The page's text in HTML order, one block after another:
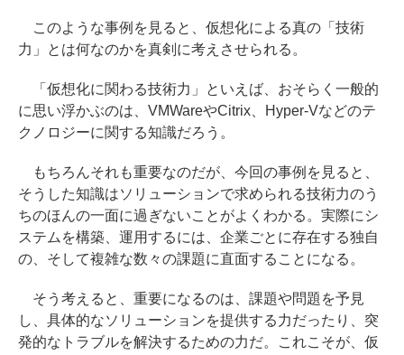
このような事例を見ると、仮想化による真の「技術
力」とは何なのかを真剣に考えさせられる。
「仮想化に関わる技術力」といえば、おそらく一般的
に思い浮かぶのは、VMWareやCitrix、Hyper-Vなどのテ
クノロジーに関する知識だろう。
もちろんそれも重要なのだが、今回の事例を見ると、
そうした知識はソリューションで求められる技術力のう
ちのほんの一面に過ぎないことがよくわかる。実際にシ
ステムを構築、運用するには、企業ごとに存在する独自
の、そして複雑な数々の課題に直面することになる。
そう考えると、重要になるのは、課題や問題を予見
し、具体的なソリューションを提供する力だったり、突
発的なトラブルを解決するための力だ。これこそが、仮